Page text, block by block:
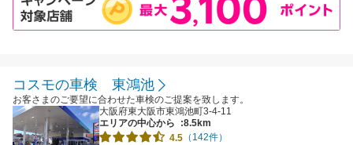
コスモの車検 東鴻池
お客さまのご要望に合わせた車検のご提案を致します。
大阪府東大阪市東鴻池町3-4-11
エリアの中心から
:8.5km
4.5 （142件）